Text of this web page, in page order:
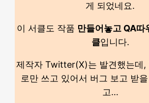
게 되었네요.
이 서클도 작품 만들어놓고 QA따
클입니다.
제작자 Twitter(X)는 발견했는데,
로만 쓰고 있어서 버그 보고 받
고…